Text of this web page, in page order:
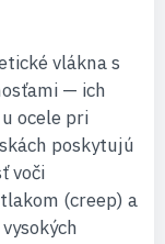
vlákna s
— ich
ocele pri
poskytujú
voči
(creep) a